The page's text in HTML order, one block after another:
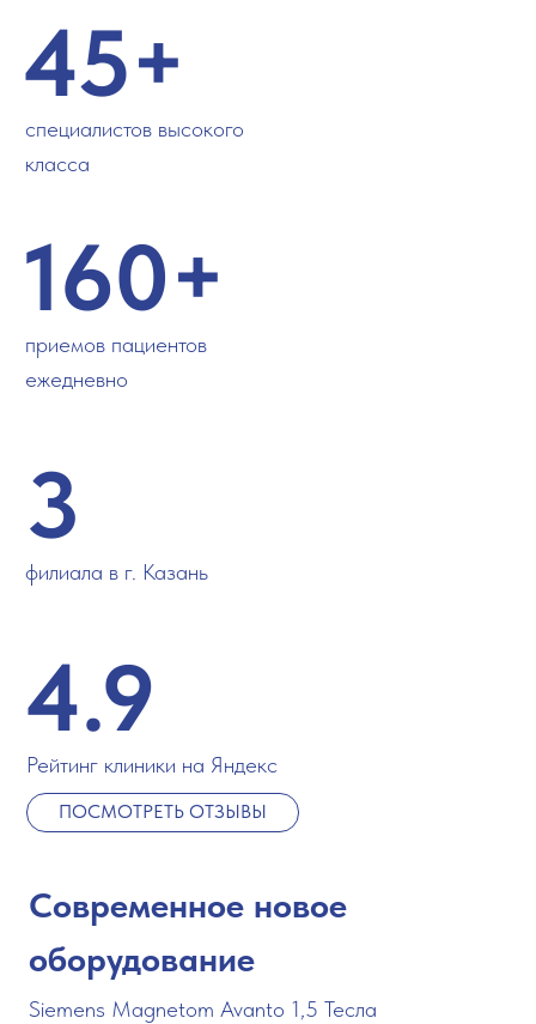
160+
приемов пациентов
ежедневно
Siemens Magnetom Avanto 1,5 Тесла
3
филиала в г. Казань
45+
Современное новое
оборудование
специалистов высокого
класса
4.9
Рейтинг клиники на Яндекс
ПОСМОТРЕТЬ ОТЗЫВЫ